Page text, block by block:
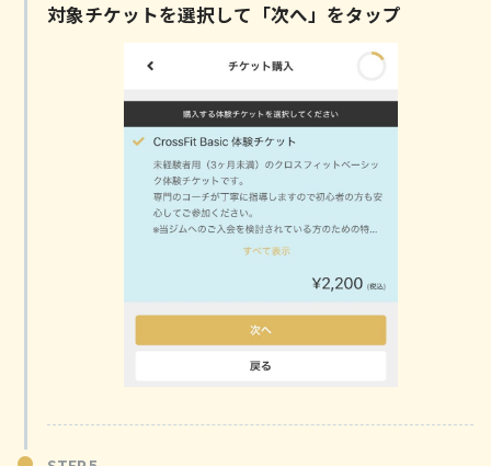
対象チケットを選択して「次へ」をタップ